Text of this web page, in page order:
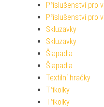
Příslušenství pro
Příslušenství pro
Skluzavky
Skluzavky
Šlapadla
Šlapadla
Textilní hračky
Tříkolky
Tříkolky